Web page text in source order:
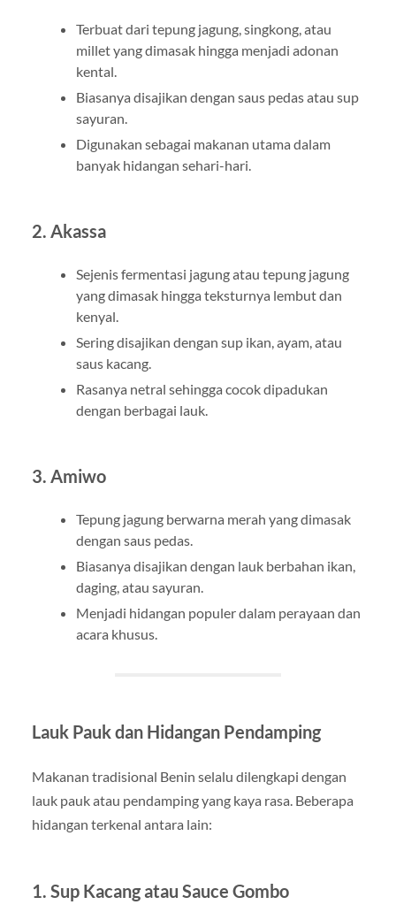
Terbuat dari tepung jagung, singkong, atau
millet yang dimasak hingga menjadi adonan
kental.
Biasanya disajikan dengan saus pedas atau sup
sayuran.
Digunakan sebagai makanan utama dalam
banyak hidangan sehari-hari.
2. Akassa
Sejenis fermentasi jagung atau tepung jagung
yang dimasak hingga teksturnya lembut dan
kenyal.
Sering disajikan dengan sup ikan, ayam, atau
saus kacang.
Rasanya netral sehingga cocok dipadukan
dengan berbagai lauk.
3. Amiwo
Tepung jagung berwarna merah yang dimasak
dengan saus pedas.
Biasanya disajikan dengan lauk berbahan ikan,
daging, atau sayuran.
Menjadi hidangan populer dalam perayaan dan
acara khusus.
Lauk Pauk dan Hidangan Pendamping
Makanan tradisional Benin selalu dilengkapi dengan
lauk pauk atau pendamping yang kaya rasa. Beberapa
hidangan terkenal antara lain:
1. Sup Kacang atau Sauce Gombo